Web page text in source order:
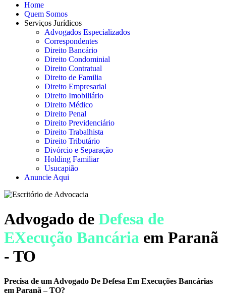
Home
Quem Somos
Serviços Jurídicos
Advogados Especializados
Correspondentes
Direito Bancário
Direito Condominial
Direito Contratual
Direito de Familia
Direito Empresarial
Direito Imobiliário
Direito Médico
Direito Penal
Direito Previdenciário
Direito Trabalhista
Direito Tributário
Divórcio e Separação
Holding Familiar
Usucapião
Anuncie Aqui
Advogado de Defesa de
EXecução Bancária em Paranã
- TO
Precisa de um Advogado De Defesa Em Execuções Bancárias
em Paranã – TO?